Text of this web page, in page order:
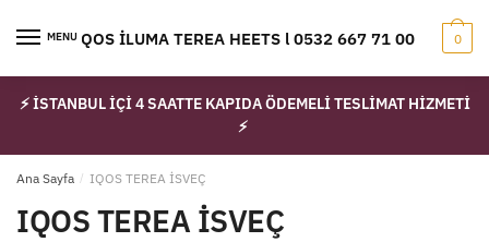
MENUIQOS İLUMA TEREA HEETS l 0532 667 71 00 0
⚡ İSTANBUL İÇİ 4 SAATTE KAPIDA ÖDEMELİ TESLİMAT HİZMETİ
⚡
Ana Sayfa / IQOS TEREA İSVEÇ
IQOS TEREA İSVEÇ